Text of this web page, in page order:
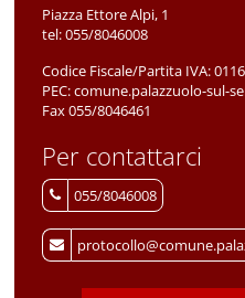
Piazza Ettore Alpi, 1
tel:055/8046008
Codice Fiscale/Partita IVA:
PEC:comune.palazzuolo-sul-
Fax 055/8046461
Per contattarci
055/8046008